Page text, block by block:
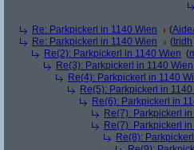
Re: Parkpickerl in 1140 Wien
(
Re: Parkpickerl in 1140 Wien
(tridh
Re(2): Parkpickerl in 1140 Wien (
Re(3): Parkpickerl in 1140 Wien
Re(4): Parkpickerl in 1140
Re(5): Parkpickerl in 1140
Re(6): Parkpickerl in
Re(7): Parkpickerl
Re(7): Parkpickerl
Re(8):